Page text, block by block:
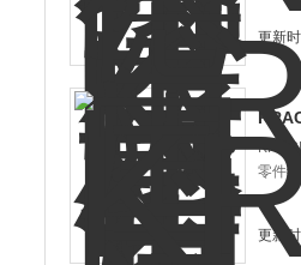
更新
零件
更新